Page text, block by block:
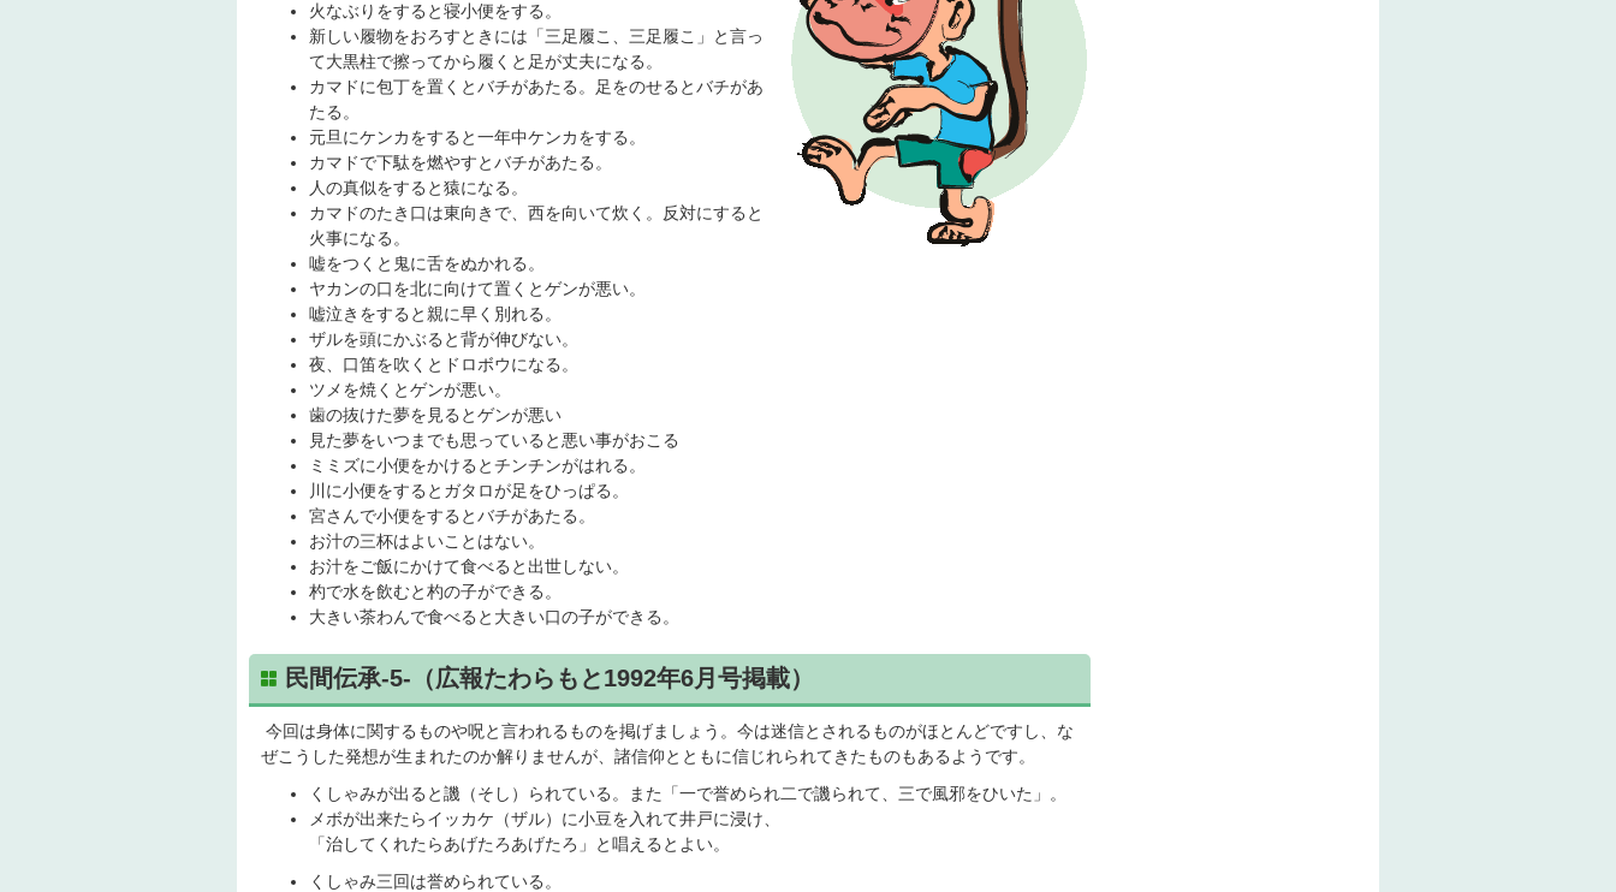
火なぶりをすると寝小便をする。
新しい履物をおろすときには「三足履こ、三足履こ」と言っ
て大黒柱で擦ってから履くと足が丈夫になる。
カマドに包丁を置くとバチがあたる。足をのせるとバチがあ
たる。
元旦にケンカをすると一年中ケンカをする。
カマドで下駄を燃やすとバチがあたる。
人の真似をすると猿になる。
カマドのたき口は東向きで、西を向いて炊く。反対にすると
火事になる。
嘘をつくと鬼に舌をぬかれる。
ヤカンの口を北に向けて置くとゲンが悪い。
嘘泣きをすると親に早く別れる。
ザルを頭にかぶると背が伸びない。
夜、口笛を吹くとドロボウになる。
ツメを焼くとゲンが悪い。
歯の抜けた夢を見るとゲンが悪い
見た夢をいつまでも思っていると悪い事がおこる
ミミズに小便をかけるとチンチンがはれる。
川に小便をするとガタロが足をひっぱる。
宮さんで小便をするとバチがあたる。
お汁の三杯はよいことはない。
お汁をご飯にかけて食べると出世しない。
杓で水を飲むと杓の子ができる。
大きい茶わんで食べると大きい口の子ができる。
民間伝承-5-（広報たわらもと1992年6月号掲載）
今回は身体に関するものや呪と言われるものを掲げましょう。今は迷信とされるものがほとんどですし、な
ぜこうした発想が生まれたのか解りませんが、諸信仰とともに信じれられてきたものもあるようです。
くしゃみが出ると譏（そし）られている。また「一で誉められ二で譏られて、三で風邪をひいた」。
メボが出来たらイッカケ（ザル）に小豆を入れて井戸に浸け、
「治してくれたらあげたろあげたろ」と唱えるとよい。
くしゃみ三回は誉められている。